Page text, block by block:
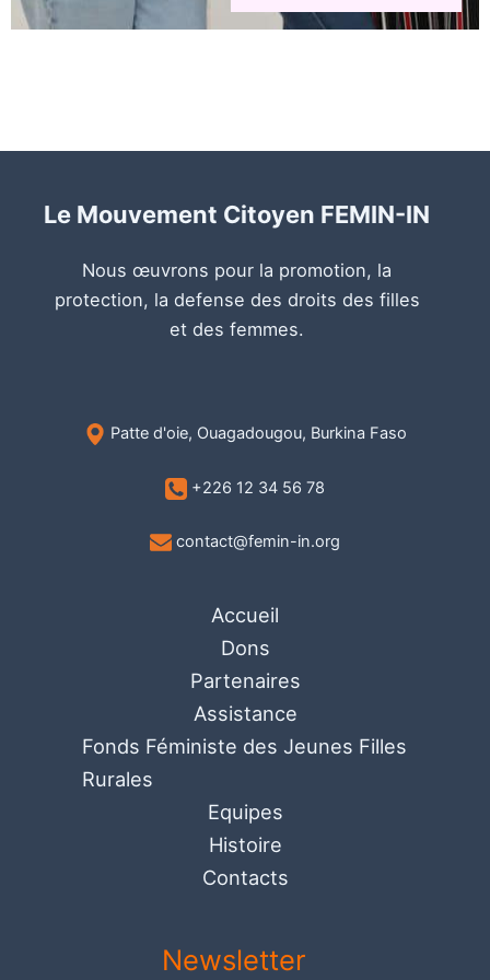
Le Mouvement Citoyen FEMIN-IN
Nous œuvrons pour la promotion, la
protection, la defense des droits des filles
et des femmes.
Patte d'oie, Ouagadougou, Burkina Faso
+226 12 34 56 78
contact@femin-in.org
Accueil
Dons
Partenaires
Assistance
Fonds Féministe des Jeunes Filles
Rurales
Equipes
Histoire
Contacts
Newsletter